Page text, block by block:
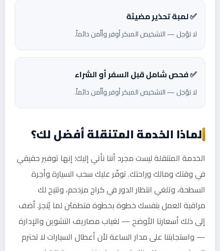
✅ لمبة تحذير مضيئة
لا تؤجل — التشخيص المبكر أوفر وأأمن دائماً.
✅ فحص شامل قبل السفر أو الشراء
لا تؤجل — التشخيص المبكر أوفر وأأمن دائماً.
لماذا الخدمة المتنقلة أفضل لك؟
الخدمة المتنقلة ليست مجرد أننا نأتي إليك؛ إنها توفير حقيقي
في وقتك ومالك وراحتك. توفّر عليك سحب السيارة وأجرة
السطحة، وتلغي انتظار الدور في كراج مزدحم، وتتيح لك
مراقبة العمل بنفسك خطوة بخطوة فتطمئن لما يُنجز. أضف
إلى ذلك أسعارنا الأوضح — لغياب مصاريف التشوين والإدارة
— واستجابتنا على مدار الساعة لأن أعطال السيارات لا تحترم